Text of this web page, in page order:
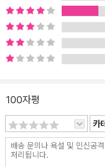
서 약산성(pH 6.5~5.5)에
기억하고, 다음으로 흙이 떼
라는 점을 머릿속에 넣어두자. 흙이 떼알 구조이면 보수력과
력이 좋다. 즉, 물을 잘 머금
다는 말이다. 떼알 구조는 흙
규모와 관계없이 떼알 구조
푸석한 흙에서는 우리가 원
의 성질과 구조, 종류를 익
있다. 바로 텃밭의 건강 상태
전에 내 텃밭의 건강 상태를
100자평
카